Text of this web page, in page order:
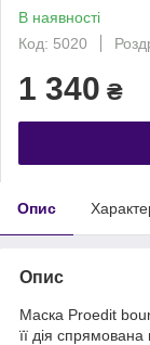
В наявності
Код: 5020
1 340 ₴
Опис
Опис
Маска Proedit
її дія спрямована